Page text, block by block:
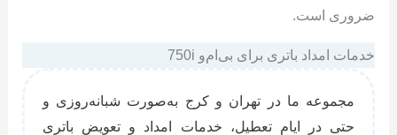
ضروری است.
خدمات امداد باتری برای بی‌ام‌و 750i
مجموعه ما در تهران و کرج به‌صورت شبانه‌روزی و
حتی در ایام تعطیل، خدمات امداد و تعویض باتری